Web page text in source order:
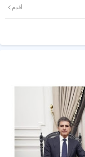
أقدم